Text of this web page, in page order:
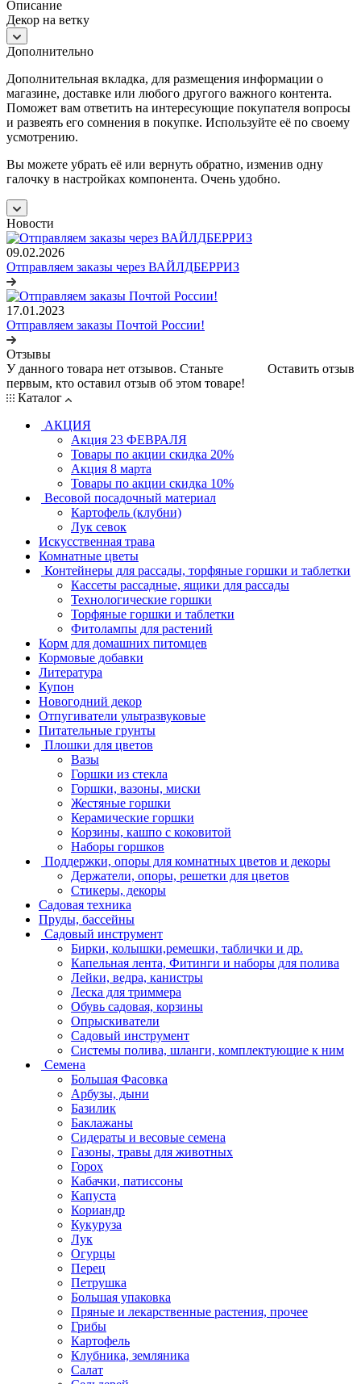
Описание
Декор на ветку
Дополнительно
Дополнительная вкладка, для размещения информации о
магазине, доставке или любого другого важного контента.
Поможет вам ответить на интересующие покупателя вопросы
и развеять его сомнения в покупке. Используйте её по своему
усмотрению.
Вы можете убрать её или вернуть обратно, изменив одну
галочку в настройках компонента. Очень удобно.
Новости
09.02.2026
Отправляем заказы через ВАЙЛДБЕРРИЗ
17.01.2023
Отправляем заказы Почтой России!
Отзывы
Оставить отзыв
У данного товара нет отзывов. Станьте
первым, кто оставил отзыв об этом товаре!
Каталог
АКЦИЯ
Акция 23 ФЕВРАЛЯ
Товары по акции скидка 20%
Акция 8 марта
Товары по акции скидка 10%
Весовой посадочный материал
Картофель (клубни)
Лук севок
Искусственная трава
Комнатные цветы
Контейнеры для рассады, торфяные горшки и таблетки
Кассеты рассадные, ящики для рассады
Технологические горшки
Торфяные горшки и таблетки
Фитолампы для растений
Корм для домашних питомцев
Кормовые добавки
Литература
Купон
Новогодний декор
Отпугиватели ультразвуковые
Питательные грунты
Плошки для цветов
Вазы
Горшки из стекла
Горшки, вазоны, миски
Жестяные горшки
Керамические горшки
Корзины, кашпо с коковитой
Наборы горшков
Поддержки, опоры для комнатных цветов и декоры
Держатели, опоры, решетки для цветов
Стикеры, декоры
Садовая техника
Пруды, бассейны
Садовый инструмент
Бирки, колышки,ремешки, таблички и др.
Капельная лента, Фитинги и наборы для полива
Лейки, ведра, канистры
Леска для триммера
Обувь садовая, корзины
Опрыскиватели
Садовый инструмент
Системы полива, шланги, комплектующие к ним
Семена
Большая Фасовка
Арбузы, дыни
Базилик
Баклажаны
Сидераты и весовые семена
Газоны, травы для животных
Горох
Кабачки, патиссоны
Капуста
Кориандр
Кукуруза
Лук
Огурцы
Перец
Петрушка
Большая упаковка
Пряные и лекарственные растения, прочее
Грибы
Картофель
Клубника, земляника
Салат